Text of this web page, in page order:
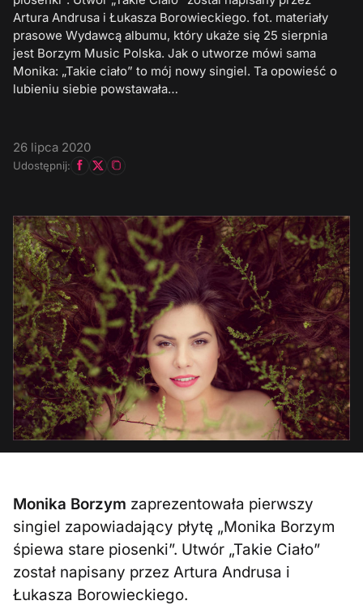
Artura Andrusa i Łukasza Borowieckiego. fot. materiały
prasowe Wydawcą albumu, który ukaże się 25 sierpnia
jest Borzym Music Polska. Jak o utworze mówi sama
Monika: „Takie ciało” to mój nowy singiel. Ta opowieść o
lubieniu siebie powstawała…
26 lipca 2020
Udostępnij:
Monika Borzym zaprezentowała pierwszy
singiel zapowiadający płytę „Monika Borzym
śpiewa stare piosenki”. Utwór „Takie Ciało”
został napisany przez Artura Andrusa i
Łukasza Borowieckiego.